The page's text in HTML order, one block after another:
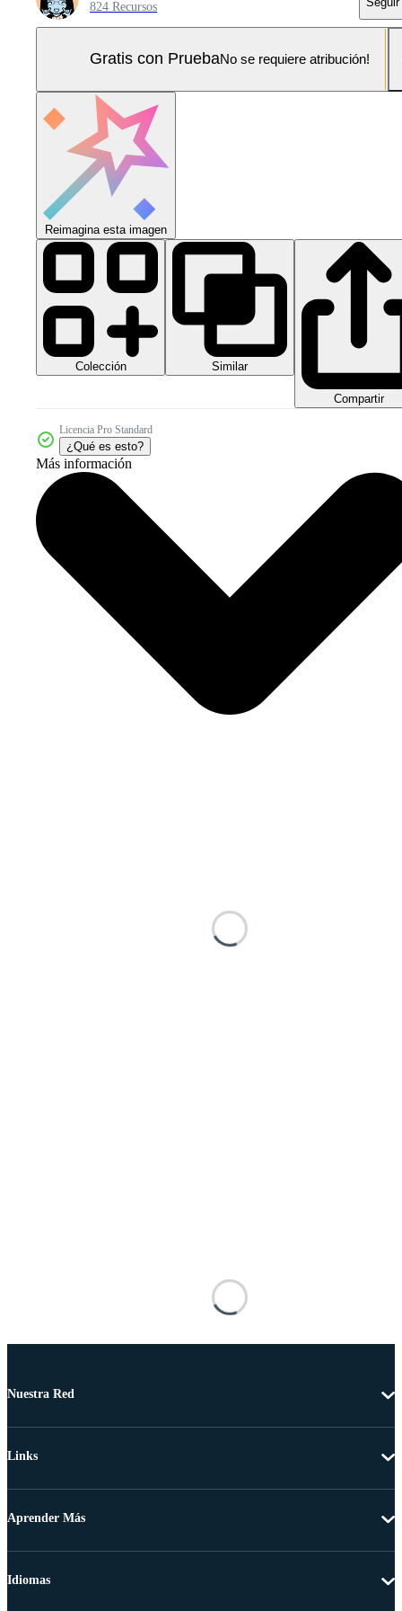
824 Recursos
Gratis con PruebaNo se requiere atribución!
Reimagina esta imagen
Colección Similar
Compartir
Licencia Pro Standard
¿Qué es esto?
Más información
Nuestra Red
Links
Aprender Más
Idiomas